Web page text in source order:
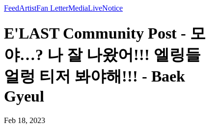
FeedArtistFan LetterMediaLiveNotice
E'LAST Community Post - 모
야…? 나 잘 나왔어!!! 엘링들
얼렁 티저 봐야해!!! - Baek
Gyeul
Feb 18, 2023